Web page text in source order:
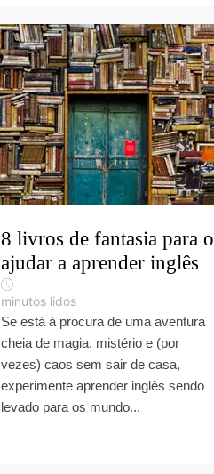
8 livros de fantasia para o
ajudar a aprender inglês
minutos lidos
Se está à procura de uma aventura
cheia de magia, mistério e (por
vezes) caos sem sair de casa,
experimente aprender inglês sendo
levado para os mundo...